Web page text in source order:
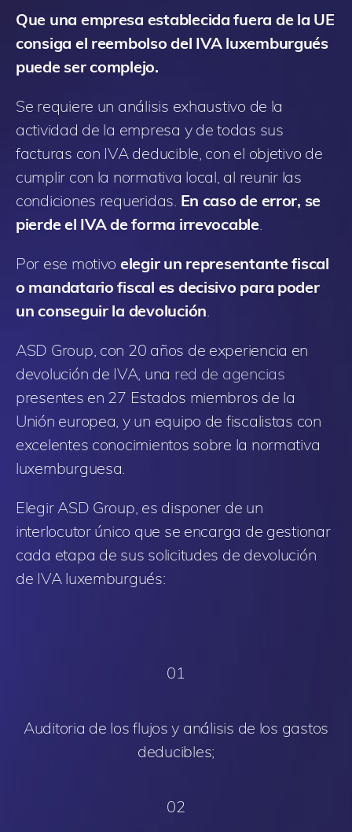
Que una empresa establecida fuera de la UE
consiga el reembolso del IVA luxemburgués
puede ser complejo.
Se requiere un análisis exhaustivo de la
actividad de la empresa y de todas sus
facturas con IVA deducible, con el objetivo de
cumplir con la normativa local, al reunir las
condiciones requeridas. En caso de error, se
pierde el IVA de forma irrevocable.
Por ese motivo elegir un representante fiscal
o mandatario fiscal es decisivo para poder
un conseguir la devolución.
ASD Group, con 20 años de experiencia en
devolución de IVA, una red de agencias
presentes en 27 Estados miembros de la
Unión europea, y un equipo de fiscalistas con
excelentes conocimientos sobre la normativa
luxemburguesa.
Elegir ASD Group, es disponer de un
interlocutor único que se encarga de gestionar
cada etapa de sus solicitudes de devolución
de IVA luxemburgués:
01
Auditoria de los flujos y análisis de los gastos
deducibles;
02